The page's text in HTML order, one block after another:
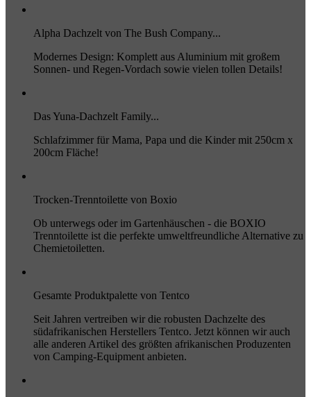
Alpha Dachzelt von The Bush Company...
Modernes Design: Komplett aus Aluminium mit großem
Sonnen- und Regen-Vordach sowie vielen tollen Details!
Das Yuna-Dachzelt Family...
Schlafzimmer für Mama, Papa und die Kinder mit 250cm x
200cm Fläche!
Trocken-Trenntoilette von Boxio
Ob unterwegs oder im Gartenhäuschen - die BOXIO
Trenntoilette ist die perfekte umweltfreundliche Alternative zu
Chemietoiletten.
Gesamte Produktpalette von Tentco
Seit Jahren vertreiben wir die robusten Dachzelte des
südafrikanischen Herstellers Tentco. Jetzt können wir auch
alle anderen Artikel des größten afrikanischen Produzenten
von Camping-Equipment anbieten.